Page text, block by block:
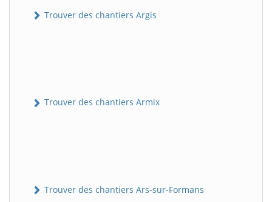
Trouver des chantiers Argis
Trouver des chantiers Armix
Trouver des chantiers Ars-sur-Formans